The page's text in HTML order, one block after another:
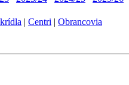
| Centri | Obrancovia